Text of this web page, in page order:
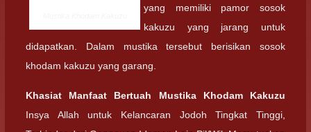
yang memiliki pamor sosok
kakuzu yang jarang untuk
didapatkan. Dalam mustika tersebut berisikan sosok
khodam kakuzu yang garang.
Khasiat Manfaat Bertuah Mustika Khodam Kakuzu
Insya Allah untuk Kelancaran Jodoh Tingkat Tinggi,